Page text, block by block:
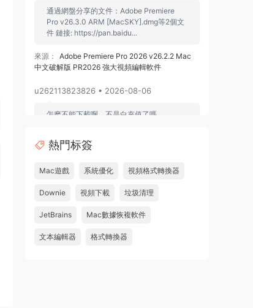
通過網盤分享的文件：Adobe Premiere
Pro v26.3.0 ARM [MacSKY].dmg等2個文
件 鏈接: https://pan.baidu...
來源：
Adobe Premiere Pro 2026 v26.2.2 Mac
中文破解版 PR2026 強大視頻編輯軟件
u262113823826 • 2026-08-06
怎麽不能下載啊，不是白充值了嗎
來源：
Adobe Premiere Pro 2026 v26.2.2 Mac
中文破解版 PR2026 強大視頻編輯軟件
u604731536624 • 2026-07-15
中文破解版
熱門标簽
Mac遊戲 系統優化 視頻格式轉換器
Downie 視頻下載 垃圾清理
JetBrains Mac數據恢複軟件
文本編輯器 格式轉換器